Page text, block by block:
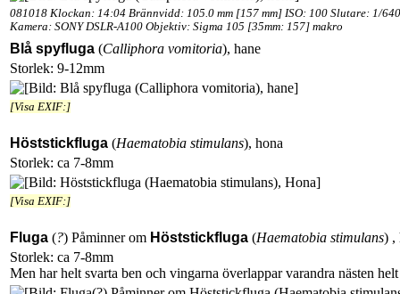
081018 Klockan: 14:04 Brännvidd: 105.0 mm [157 mm] ISO: 100 Slutare: 1/
Kamera: SONY DSLR-A100 Objektiv: Sigma 105 [35mm: 157] makro
Blå spyfluga (Calliphora vomitoria), hane
Storlek: 9-12mm
[Visa EXIF:]
Höststickfluga (Haematobia stimulans), hona
Storlek: ca 7-8mm
[Visa EXIF:]
Fluga (?) Påminner om Höststickfluga (Haematobia stimulans) ,
Storlek: ca 7-8mm
Men har helt svarta ben och vingarna överlappar varandra nästen